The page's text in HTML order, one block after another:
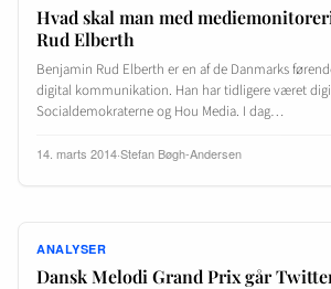
Hvad skal man med
Rud Elberth
Benjamin Rud Elberth er en af de Danmarks
digital kommunikation. Han har tidligere været
Socialdemokraterne og Hou Media. I dag…
14. marts 2014·Stefan Bøgh-Andersen
ANALYSER
Dansk Melodi Grand Prix går